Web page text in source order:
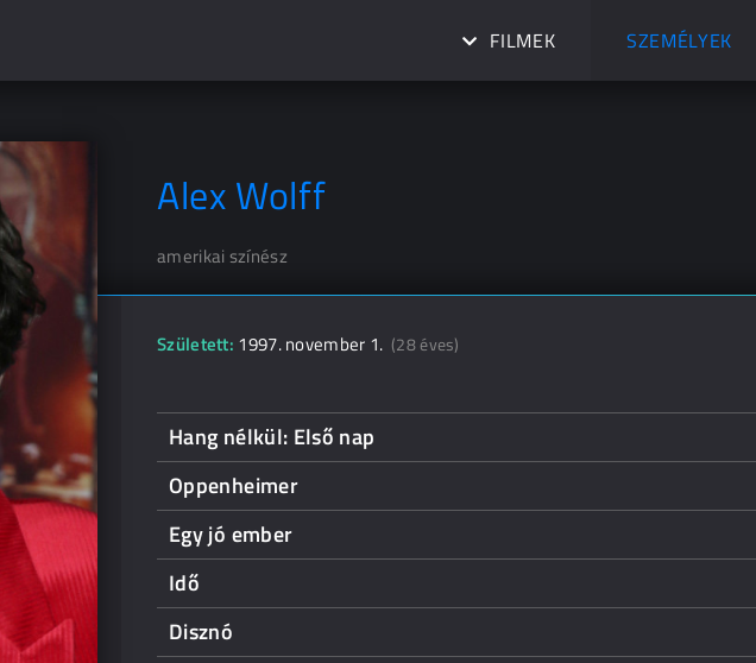
FILMEK SZEMÉLYEK
Alex Wolff
amerikai színész
Született: 1997. november 1. (28 éves)
Hang nélkül: Első nap
Oppenheimer
Egy jó ember
Idő
Disznó